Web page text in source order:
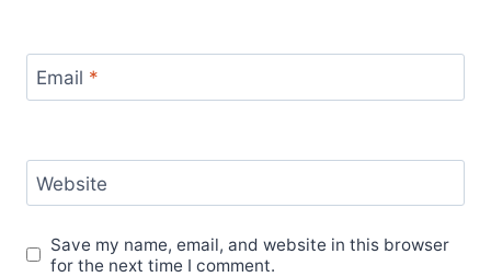
Email *
Website
Save my name, email, and website in this browser
for the next time I comment.